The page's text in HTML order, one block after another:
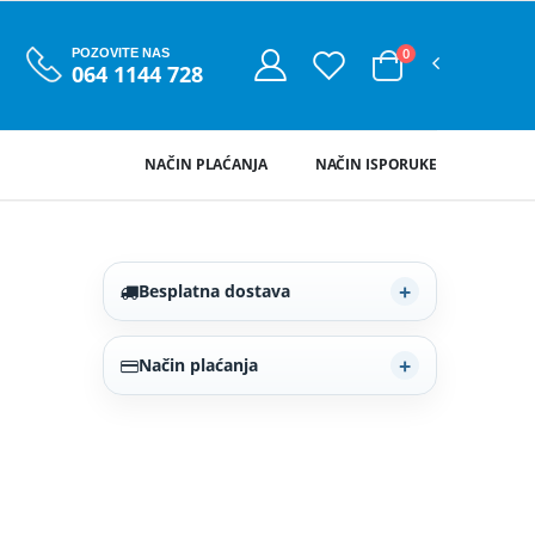
POZOVITE NAS
064 1144 728
0
NAČIN ISPORUKE
NAČIN PLAĆANJA
Besplatna dostava
Način plaćanja